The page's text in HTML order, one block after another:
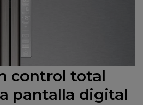
control total
pantalla digital